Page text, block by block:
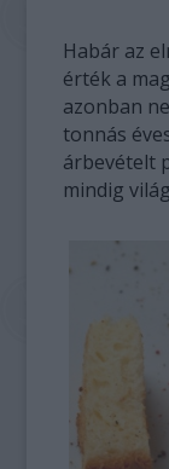
Habár az
érték a
azonban
tonnás
árbevételt
mindig